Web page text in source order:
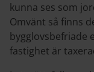
kunna ses som
Omvänt så finns
bygglovsbefriade
fastighet är